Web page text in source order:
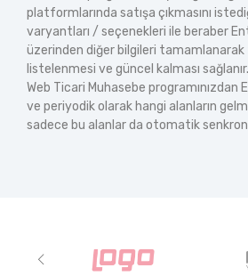
platformlarında satışa çıkmasını
varyantları / seçenekleri ile beraber
üzerinden diğer bilgileri
listelenmesi ve güncel kalması sağlanır.
Web Ticari Muhasebe
ve periyodik olarak hangi alanların
sadece bu alanlar da otomatik